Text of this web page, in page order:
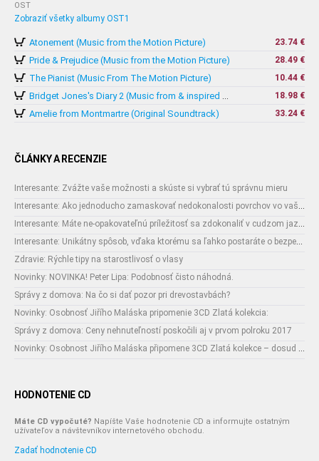
OST
Zobraziť všetky albumy OST1
Atonement (Music from the Motion Picture) 23.74 €
Pride & Prejudice (Music from the Motion Picture) 28.49 €
The Pianist (Music From The Motion Picture)
10.44 €
Bridget Jones's Diary 2 (Music from & inspired by The Motion Picture)
18.98 €
Amelie from Montmartre (Original Soundtrack) 33.24 €
ČLÁNKY A RECENZIE
Interesante: Zvážte vaše možnosti a skúste si vybrať tú správnu mieru
Interesante: Ako jednoducho zamaskovať nedokonalosti povrchov vo vašom interiéri
Interesante: Máte ne-opakovateľnú príležitosť sa zdokonaliť v cudzom jazyku
Interesante: Unikátny spôsob, vďaka ktorému sa ľahko postaráte o bezpečnosť vašich zásielok
Zdravie: Rýchle tipy na starostlivosť o vlasy
Novinky: NOVINKA! Peter Lipa: Podobnosť čisto náhodná.
Správy z domova: Na čo si dať pozor pri drevostavbách?
Novinky: Osobnosť Jiřího Maláska pripomenie 3CD Zlatá kolekcia:
Správy z domova: Ceny nehnuteľností poskočili aj v prvom polroku 2017
Novinky: Osobnost Jiřího Maláska připomene 3CD Zlatá kolekce – dosud nejobsáhlejší soubor nahrávek legendárního umělce!
HODNOTENIE CD
Máte CD vypočuté? Napíšte Vaše hodnotenie CD a informujte ostatným
užívateľov a návštevníkov internetového obchodu.
Zadať hodnotenie CD